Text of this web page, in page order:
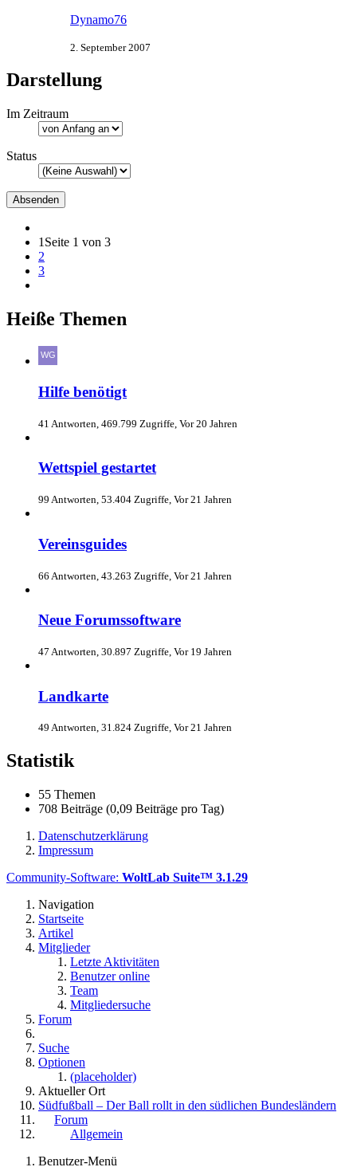
Dynamo76
2. September 2007
Darstellung
Im Zeitraum
Status
1 Seite 1 von 3
2
3
Heiße Themen
Hilfe benötigt
41 Antworten, 469.799 Zugriffe, Vor 20 Jahren
Wettspiel gestartet
99 Antworten, 53.404 Zugriffe, Vor 21 Jahren
Vereinsguides
66 Antworten, 43.263 Zugriffe, Vor 21 Jahren
Neue Forumssoftware
47 Antworten, 30.897 Zugriffe, Vor 19 Jahren
Landkarte
49 Antworten, 31.824 Zugriffe, Vor 21 Jahren
Statistik
55 Themen
708 Beiträge (0,09 Beiträge pro Tag)
Datenschutzerklärung
Impressum
Community-Software: WoltLab Suite™ 3.1.29
Navigation
Startseite
Artikel
Mitglieder
Letzte Aktivitäten
Benutzer online
Team
Mitgliedersuche
Forum
Suche
Optionen
(placeholder)
Aktueller Ort
Südfußball – Der Ball rollt in den südlichen Bundesländern
Forum
Allgemein
Benutzer-Menü